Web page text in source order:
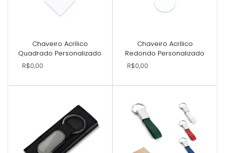
Chaveiro Acrílico
Quadrado Personalizado
R$0,00
Chaveiro Acrílico
Redondo Personalizado
R$0,00